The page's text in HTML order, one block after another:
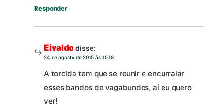
Responder
Eivaldo disse:
24 de agosto de 2015 às 15:18
A torcida tem que se reunir e encurralar
esses bandos de vagabundos, aí eu quero
ver!